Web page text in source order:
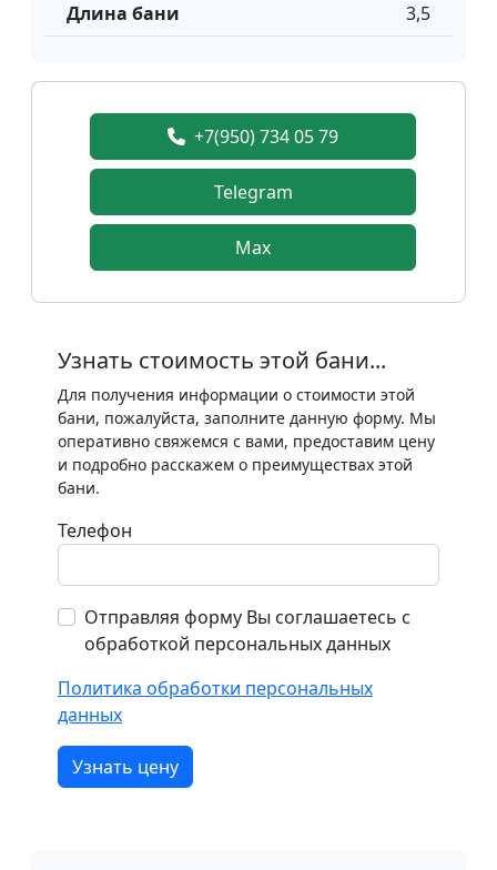
Длина бани 3,5
+7(950) 734 05 79
Telegram
Max
Узнать стоимость этой бани...
Для получения информации о стоимости этой
бани, пожалуйста, заполните данную форму. Мы
оперативно свяжемся с вами, предоставим цену
и подробно расскажем о преимуществах этой
бани.
Телефон
Отправляя форму Вы соглашаетесь с
обработкой персональных данных
Политика обработки персональных
данных
Узнать цену